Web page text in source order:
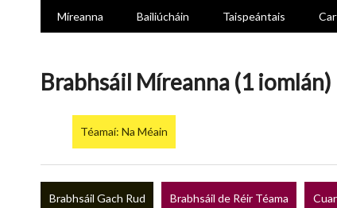
Míreanna Bailiúcháin Taispeántais
Brabhsáil Míreanna (1 iomlán)
Téamaí: Na Méain
Brabhsáil Gach Rud Brabhsáil de Réir Téama